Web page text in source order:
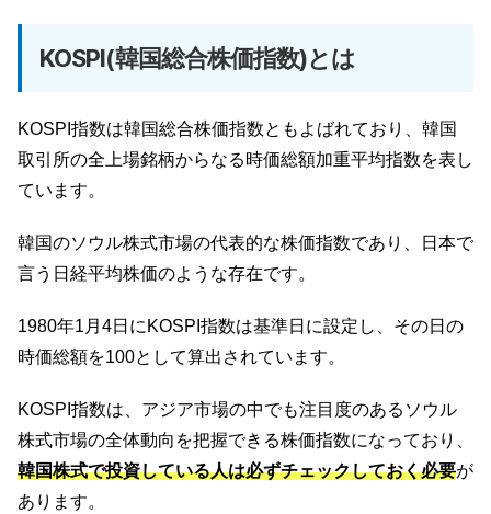
KOSPI(韓国総合株価指数)とは
KOSPI指数は韓国総合株価指数ともよばれており、韓国
取引所の全上場銘柄からなる時価総額加重平均指数を表し
ています。
韓国のソウル株式市場の代表的な株価指数であり、日本で
言う日経平均株価のような存在です。
1980年1月4日にKOSPI指数は基準日に設定し、その日の
時価総額を100として算出されています。
KOSPI指数は、アジア市場の中でも注目度のあるソウル
株式市場の全体動向を把握できる株価指数になっており、
韓国株式で投資している人は必ずチェックしておく必要が
あります。